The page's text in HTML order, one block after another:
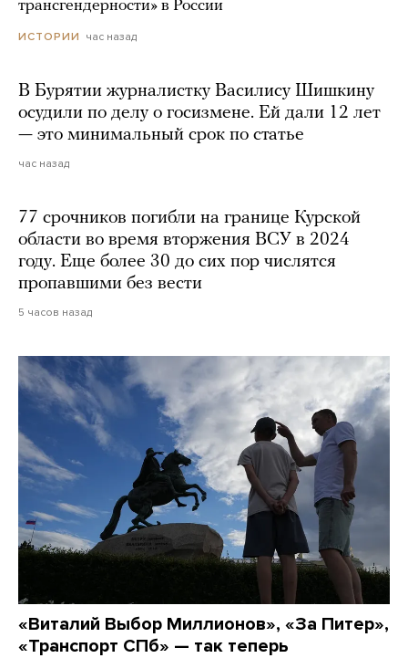
трансгендерности» в России
ИСТОРИИ час назад
В Бурятии журналистку Василису Шишкину
осудили по делу о госизмене. Ей дали 12 лет
— это минимальный срок по статье
час назад
77 срочников погибли на границе Курской
области во время вторжения ВСУ в 2024
году. Еще более 30 до сих пор числятся
пропавшими без вести
5 часов назад
«Виталий Выбор Миллионов», «За Питер»,
«Транспорт СПб» — так теперь